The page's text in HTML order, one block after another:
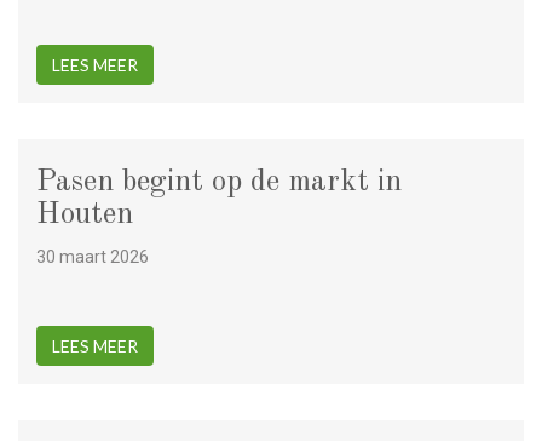
LEES MEER
Pasen begint op de markt in
Houten
30 maart 2026
LEES MEER